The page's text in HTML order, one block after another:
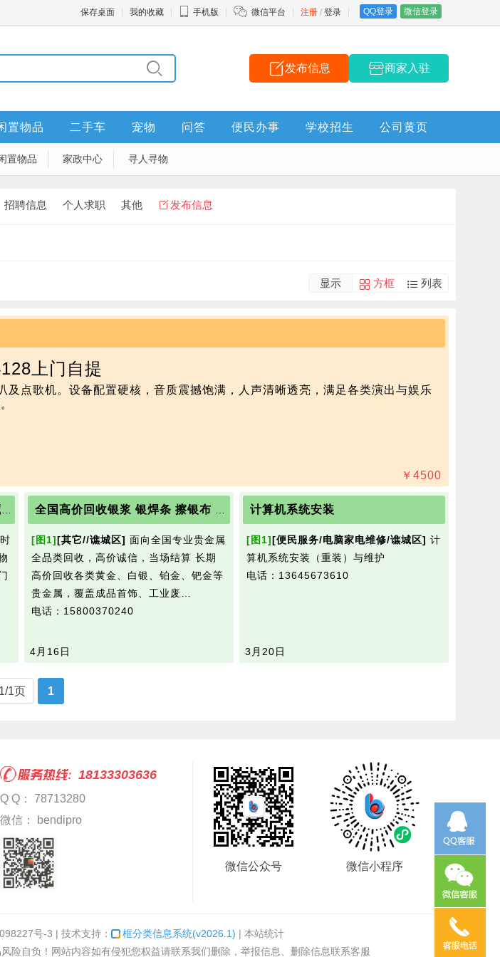
注册 / 登录 QQ登录 微信登录
保存桌面 我的收藏 手机版 微信平台
发布信息 商家入驻
置物品 二手车 宠物 问答 便民办事 学校招生 公司黄页
置物品 家政中心 寻人寻物
招聘信息 个人求职 其他 发布信息
显示 方框 列表
上门自提
点歌机。设备配置硬核，音质震撼饱满，人声清晰透亮，满足各类演出与娱乐
￥ 4500
[图1][其它//谯城区] 面向全国专业贵金属
全品类回收，高价诚信，当场结算 长期
高价回收各类黄金、白银、铂金、钯金等
贵金属，覆盖成品首饰、工业废…
电话：15800370240
4月16日
计算机系统安装
[图1][便民服务/电脑家电维修/谯城区] 计
算机系统安装（重装）与维护
电话：13645673610
3月20日
1页 1
18133303636
Q Q： 78713280
微信： bendipro
微信公众号 微信小程序
号-3 | 技术支持： 框分类信息系统(v2026.1) | 本站统计
险自负！网站内容如有侵犯您权益请联系我们删除，举报信息、删除信息联系客服